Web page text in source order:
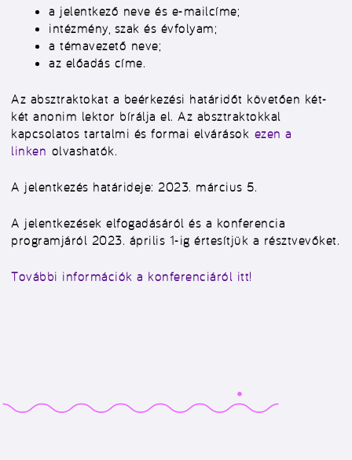
a jelentkező neve és e-mailcíme;
intézmény, szak és évfolyam;
a témavezető neve;
az előadás címe.
Az absztraktokat a beérkezési határidőt követően két-
két anonim lektor bírálja el. Az absztraktokkal
kapcsolatos tartalmi és formai elvárások ezen a
linken olvashatók.
A jelentkezés határideje: 2023. március 5.
A jelentkezések elfogadásáról és a konferencia
programjáról 2023. április 1-ig értesítjük a résztvevőket.
További információk a konferenciáról itt!